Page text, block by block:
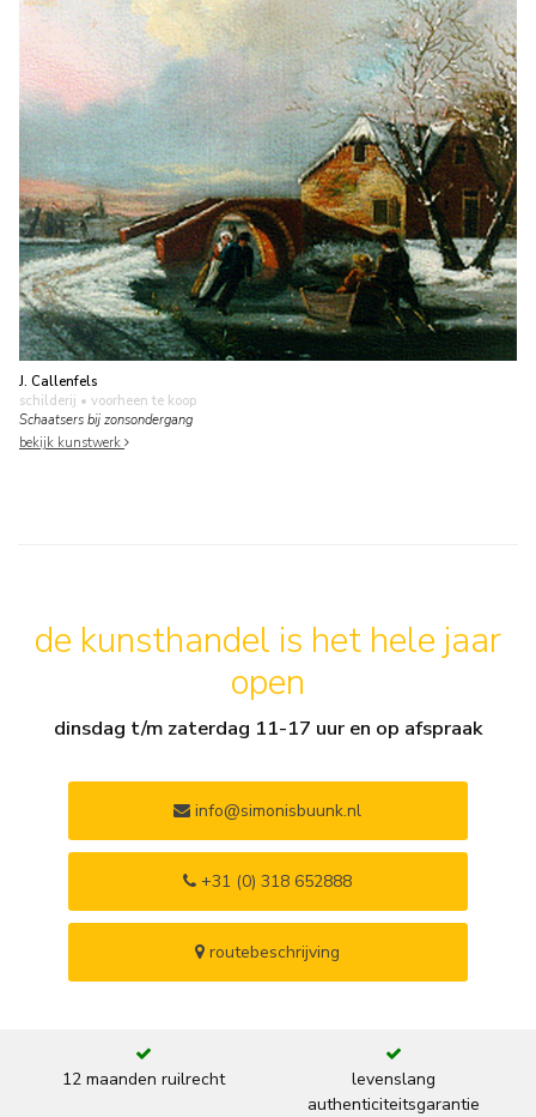
J. Callenfels
schilderij • voorheen te koop
Schaatsers bij zonsondergang
bekijk kunstwerk
de kunsthandel is het hele jaar
open
dinsdag t/m zaterdag 11-17 uur en op afspraak
info@simonisbuunk.nl
+31 (0) 318 652888
routebeschrijving
12 maanden ruilrecht
levenslang
authenticiteitsgarantie